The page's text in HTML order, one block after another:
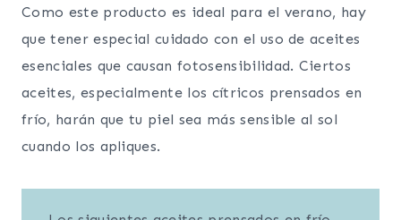
Como este producto es ideal para el verano, hay
que tener especial cuidado con el uso de aceites
esenciales que causan fotosensibilidad. Ciertos
aceites, especialmente los cítricos prensados en
frío, harán que tu piel sea más sensible al sol
cuando los apliques.